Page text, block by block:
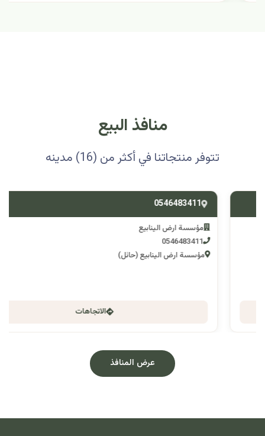
منافذ البيع
تتوفر منتجاتنا في أكثر من (16) مدينه
0546483411
مؤسسة ارض الينابيع
0546483411
مؤسسة ارض الينابيع (حائل)
الاتجاهات
عرض المنافذ